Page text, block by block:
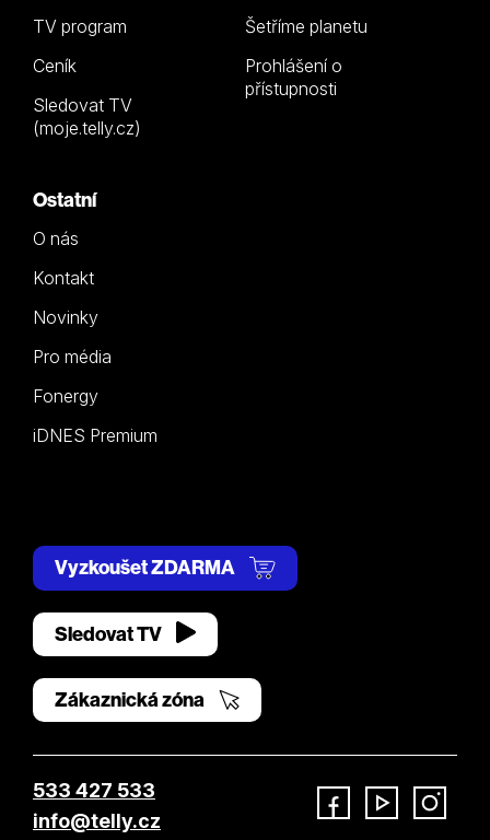
TV program
Ceník
Sledovat TV
(moje.telly.cz)
Šetříme planetu
Prohlášení o
přístupnosti
Ostatní
O nás
Kontakt
Novinky
Pro média
Fonergy
iDNES Premium
Vyzkoušet ZDARMA
Sledovat TV
Zákaznická zóna
533 427 533
info@telly.cz